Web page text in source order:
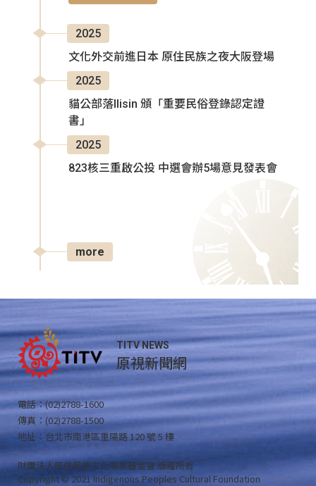
2025
文化外交前進日本 原住民族之夜大阪登場
2025
貓公部落Ilisin 頒「重要民俗登錄認定證
書」
2025
823核三重啟公投 中選會辦5場意見發表會
more
TITV NEWS
原視新聞網
電話：(02)2788-1600
傳真：(02)2788-1500
地址：台北市南港區重陽路 120 號 5 樓
財團法人原住民族文化事業基金會 版權所有
Copyright © 2021 Indigenous Peoples Cultural Foundation